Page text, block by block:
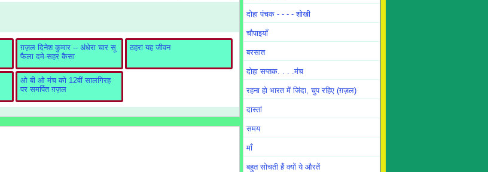
ग़ज़ल दिनेश कुमार -- अंधेरा चार सू
फैला दमे-सहर कैसा
ठहरा यह जीवन
ओ बी ओ मंच को 12वीं सालगिरह
पर समर्पित ग़ज़ल
दोहा पंचक - - - - शोखी
चौपाइयाँ
बरसात
दोहा सप्तक. . . .मंच
रहना हो भारत में जिंदा, चुप रहिए (ग़ज़ल)
दास्तां
समय
माँ
बहुत सोचती हैं क्यों ये औरतें